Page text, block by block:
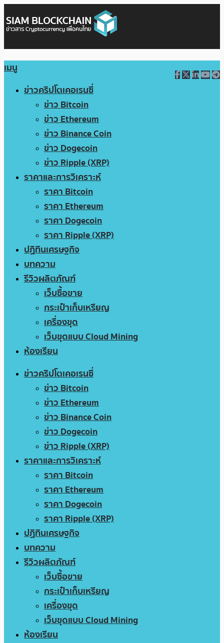
เมนู
ข่าวคริปโตเคอเรนซี่
ข่าว Bitcoin
ข่าว Ethereum
ข่าว Binance Coin
ข่าว Dogecoin
ข่าว Ripple (XRP)
ราคาและการวิเคราะห์
ราคา Bitcoin
ราคา Ethereum
ราคา Dogecoin
ราคา Ripple (XRP)
ปฏิทินเศรษฐกิจ
บทความ
รีวิวผลิตภัณฑ์
เว็บซื้อขาย
กระเป๋าเก็บเหรียญ
เครื่องขุด
เว็บขุดแบบ Cloud Mining
ห้องเรียน
ข่าวคริปโตเคอเรนซี่
ข่าว Bitcoin
ข่าว Ethereum
ข่าว Binance Coin
ข่าว Dogecoin
ข่าว Ripple (XRP)
ราคาและการวิเคราะห์
ราคา Bitcoin
ราคา Ethereum
ราคา Dogecoin
ราคา Ripple (XRP)
ปฏิทินเศรษฐกิจ
บทความ
รีวิวผลิตภัณฑ์
เว็บซื้อขาย
กระเป๋าเก็บเหรียญ
เครื่องขุด
เว็บขุดแบบ Cloud Mining
ห้องเรียน